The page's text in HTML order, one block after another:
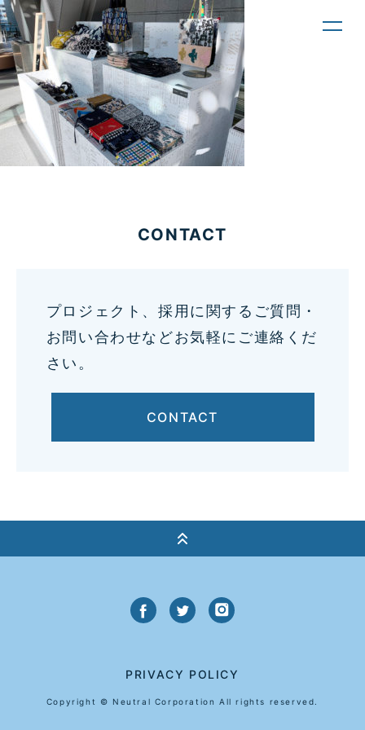
CONTACT
プロジェクト、採用に関するご質問・
お問い合わせなどお気軽にご連絡くだ
さい。
CONTACT
PRIVACY POLICY
Copyright © Neutral Corporation All rights reserved.